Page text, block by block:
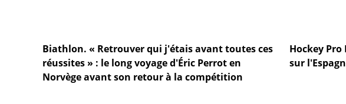
Biathlon. « Retrouver qui j'étais avant toutes ces
réussites » : le long voyage d'Éric Perrot en
Norvège avant son retour à la compétition
Hockey Pro
sur